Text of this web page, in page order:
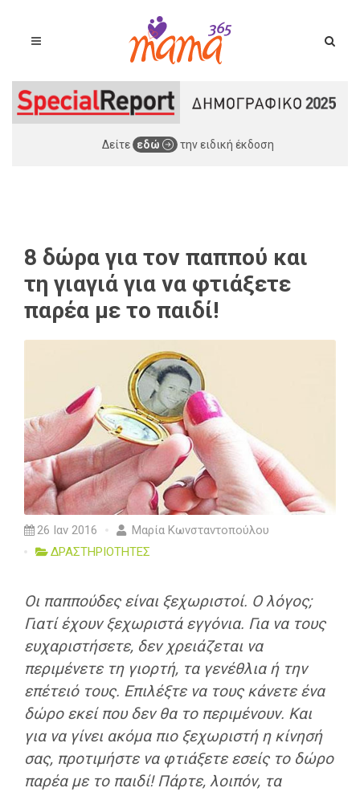
Δείτε εδώ την ειδική έκδοση
8 δώρα για τον παππού και
τη γιαγιά για να φτιάξετε
παρέα με το παιδί!
26 Ιαν 2016
Μαρία Κωνσταντοπούλου
ΔΡΑΣΤΗΡΙΟΤΗΤΕΣ
Οι παππούδες είναι ξεχωριστοί. Ο λόγος;
Γιατί έχουν ξεχωριστά εγγόνια. Για να τους
ευχαριστήσετε, δεν χρειάζεται να
περιμένετε τη γιορτή, τα γενέθλια ή την
επέτειό τους. Επιλέξτε να τους κάνετε ένα
δώρο εκεί που δεν θα το περιμένουν. Και
για να γίνει ακόμα πιο ξεχωριστή η κίνησή
σας, προτιμήστε να φτιάξετε εσείς το δώρο
παρέα με το παιδί! Πάρτε, λοιπόν, τα